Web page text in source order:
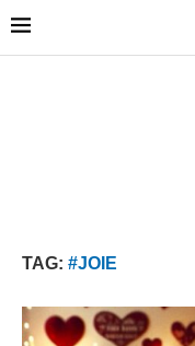
TAG: #JOIE